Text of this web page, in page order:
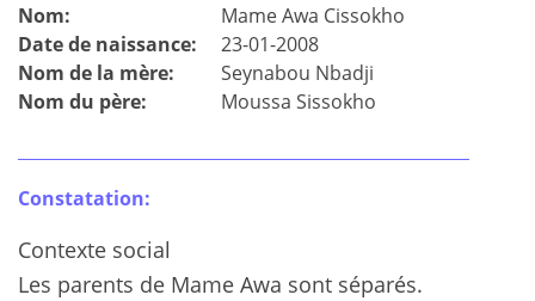
Nom:
Mame Awa Cissokho
Date de naissance:
23-01-2008
Nom de la mère:
Seynabou Nbadji
Nom du père:
Moussa Sissokho
Constatation:
Contexte social
Les parents de Mame Awa sont séparés.